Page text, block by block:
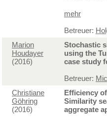
mehr
Betreuer:
Marion
Houdayer
(2016)
Stochastic
using the
case study
Betreuer:
Christiane
Göhring
(2016)
Efficiency
Similarity
aggregate